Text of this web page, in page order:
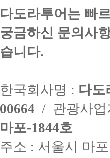
다도라투어는 빠
궁금하신 문의사
습니다.
한국회사명 : 다도
00664 / 관광사
마포-1844호
주소 : 서울시 마